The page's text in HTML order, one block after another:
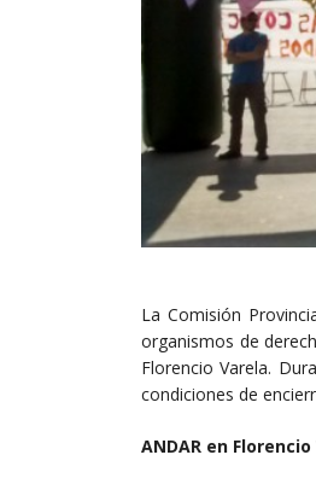
La Comisión
organismos de
Florencio Varela.
condiciones de
ANDAR en